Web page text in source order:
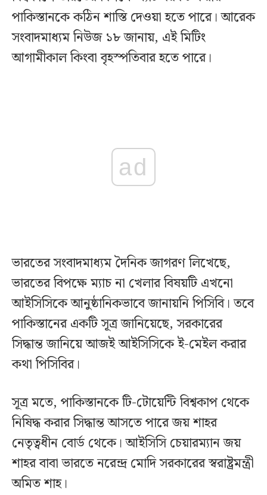
পাকিস্তানকে কঠিন শাস্তি দেওয়া হতে পারে। আরেক
সংবাদমাধ্যম নিউজ ১৮ জানায়, এই মিটিং
আগামীকাল কিংবা বৃহস্পতিবার হতে পারে।
ad
ভারতের সংবাদমাধ্যম দৈনিক জাগরণ লিখেছে,
ভারতের বিপক্ষে ম্যাচ না খেলার বিষয়টি এখনো
আইসিসিকে আনুষ্ঠানিকভাবে জানায়নি পিসিবি। তবে
পাকিস্তানের একটি সূত্র জানিয়েছে, সরকারের
সিদ্ধান্ত জানিয়ে আজই আইসিসিকে ই-মেইল করার
কথা পিসিবির।
সূত্র মতে, পাকিস্তানকে টি-টোয়েন্টি বিশ্বকাপ থেকে
নিষিদ্ধ করার সিদ্ধান্ত আসতে পারে জয় শাহর
নেতৃত্বধীন বোর্ড থেকে। আইসিসি চেয়ারম্যান জয়
শাহর বাবা ভারতে নরেন্দ্র মোদি সরকারের স্বরাষ্ট্রমন্ত্রী
অমিত শাহ।